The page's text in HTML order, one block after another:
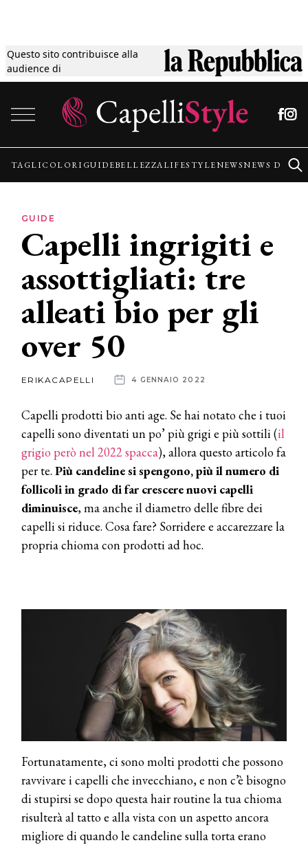
Questo sito contribuisce alla
audience di
Tagli
Colori
Guide
Lifestyle
News
News
TAGLICOLORI GUIDEBELLEZZALIFESTYLENEWSNEWS
GUIDE
Capelli ingrigiti e
assottigliati: tre
alleati bio per gli
over 50
ERIKACAPELLI 4 GENNAIO 2022
Capelli prodotti bio anti age. Se hai notato che i tuoi
capelli sono diventati un po’ più grigi e più sottili (il
grigio però nel 2022 spacca), allora questo articolo fa
per te. Più candeline si spengono, più il numero di
follicoli in grado di far crescere nuovi capelli
diminuisce, ma anche il diametro delle fibre dei
capelli si riduce. Cosa fare? Sorridere e accarezzare la
propria chioma con prodotti ad hoc.
Fortunatamente, ci sono molti prodotti che possono
ravvivare i capelli che invecchiano, e non c’è bisogno
di stupirsi se dopo questa hair routine la tua chioma
risulterà al tatto e alla vista con un aspetto ancora
migliore di quando le candeline sulla torta erano